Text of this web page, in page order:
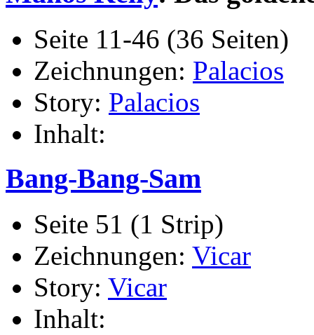
Seite 11-46 (36 Seiten)
Zeichnungen: Palacios
Story: Palacios
Inhalt:
Bang-Bang-Sam
Seite 51 (1 Strip)
Zeichnungen: Vicar
Story: Vicar
Inhalt: